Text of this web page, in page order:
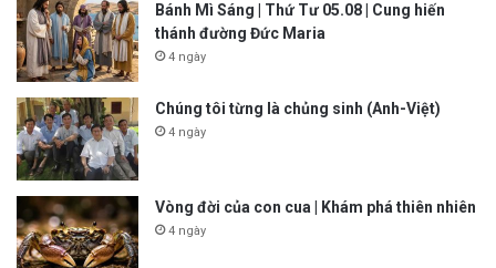
Bánh Mì Sáng | Thứ Tư 05.08 | Cung hiến
thánh đường Đức Maria
4 ngày
Chúng tôi từng là chủng sinh (Anh-Việt)
4 ngày
Vòng đời của con cua | Khám phá thiên nhiên
4 ngày